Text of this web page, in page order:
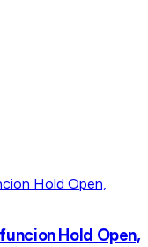
Hold Open,